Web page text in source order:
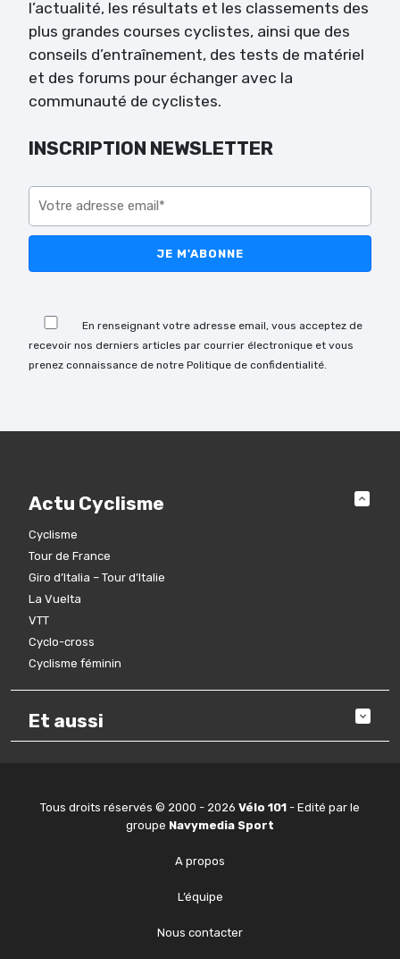
l’actualité, les résultats et les classements des
plus grandes courses cyclistes, ainsi que des
conseils d’entraînement, des tests de matériel
et des forums pour échanger avec la
communauté de cyclistes.
INSCRIPTION NEWSLETTER
En renseignant votre adresse email, vous acceptez de
recevoir nos derniers articles par courrier électronique et vous
prenez connaissance de notre Politique de confidentialité.
Actu Cyclisme
Cyclisme
Tour de France
Giro d’Italia – Tour d’Italie
La Vuelta
VTT
Cyclo-cross
Cyclisme féminin
Et aussi
Tous droits réservés © 2000 - 2026 Vélo 101 - Edité par le
groupe Navymedia Sport
A propos
L’équipe
Nous contacter